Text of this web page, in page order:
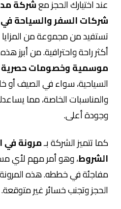
عند اختيارك الحجز معشركة
شركات السفر والسياحة
تستفيد من مجموعة من المزايا
أكثر راحة واحترافية. من أبرز
موسمية وخصومات حصرية
السياحية، سواء في الصيف أو
والمناسبات الخاصة، مما
وجودة أعلى.
كما تتميز الشركة بـمرونة في
الشروط، وهو أمر مهم لأي
مفاجئة في خططه. هذه المرونة
الحجز وتجنب خسائر غير متوقعة.